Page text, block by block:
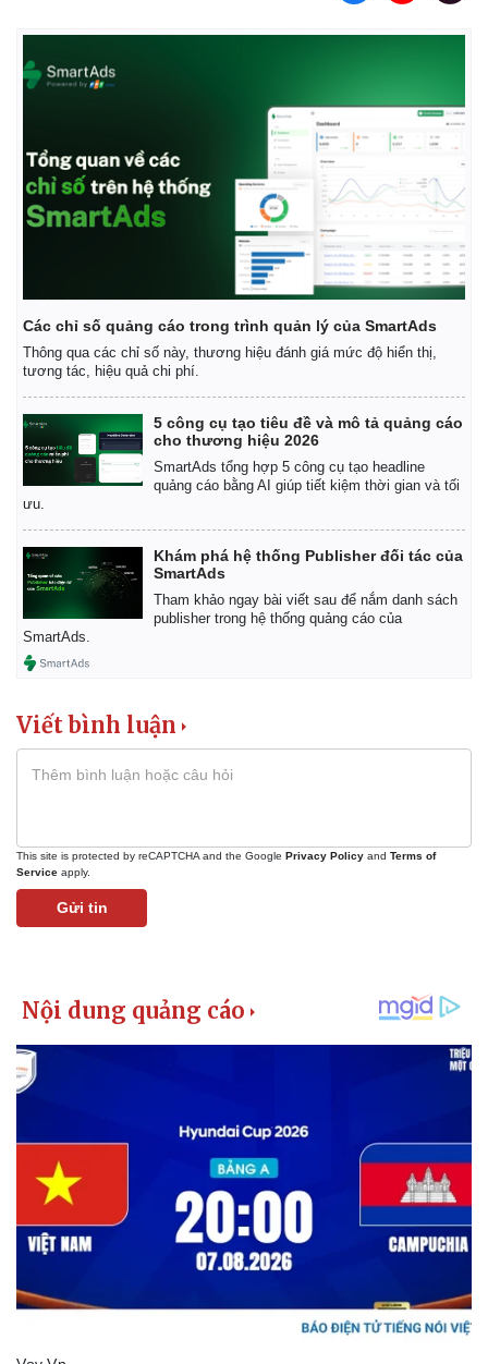
Thế giới
Quan sát
Cuộc sống đó đây
Hồ sơ
Multimedia
Video
E-Magazine
Infographic
Các chỉ số quảng cáo trong trình quản lý của SmartAds
Thông qua các chỉ số này, thương hiệu đánh giá mức độ hiển thị,
tương tác, hiệu quả chi phí.
5 công cụ tạo tiêu đề và mô tả quảng cáo
cho thương hiệu 2026
SmartAds tổng hợp 5 công cụ tạo headline
quảng cáo bằng AI giúp tiết kiệm thời gian và tối
ưu.
Khám phá hệ thống Publisher đối tác của
SmartAds
Tham khảo ngay bài viết sau để nắm danh sách
publisher trong hệ thống quảng cáo của
SmartAds.
Viết bình luận
This site is protected by reCAPTCHA and the Google Privacy Policy and Terms of
Service apply.
Gửi tin